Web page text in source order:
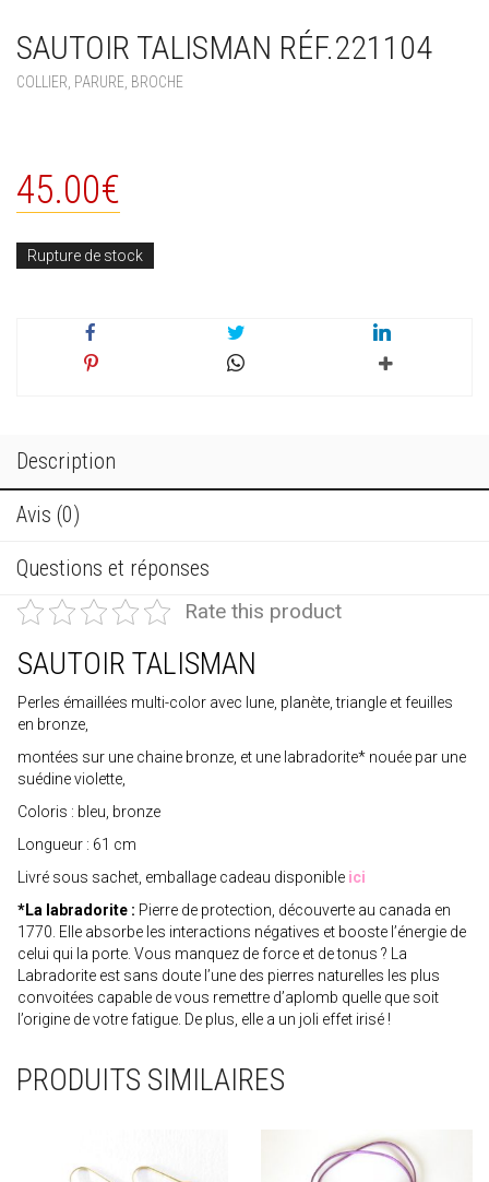
SAUTOIR TALISMAN RÉF.221104
COLLIER, PARURE, BROCHE
45.00€
Rupture de stock
Description
Avis (0)
Questions et réponses
Rate this product
SAUTOIR TALISMAN
Perles émaillées multi-color avec lune, planète, triangle et feuilles
en bronze,
montées sur une chaine bronze, et une labradorite* nouée par une
suédine violette,
Coloris : bleu, bronze
Longueur : 61 cm
Livré sous sachet, emballage cadeau disponible ici
*La labradorite : Pierre de protection, découverte au canada en
1770. Elle absorbe les interactions négatives et booste l’énergie de
celui qui la porte. Vous manquez de force et de tonus ? La
Labradorite est sans doute l’une des pierres naturelles les plus
convoitées capable de vous remettre d’aplomb quelle que soit
l’origine de votre fatigue. De plus, elle a un joli effet irisé !
PRODUITS SIMILAIRES